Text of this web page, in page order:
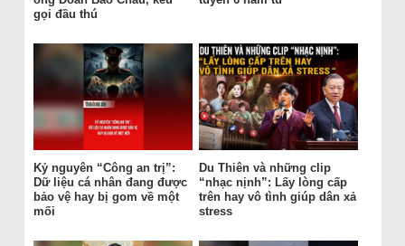
gọi đầu thú
Kỷ nguyên “Công an trị”:
Dữ liệu cá nhân đang được
bảo vệ hay bị gom về một
mối
Du Thiên và những clip
“nhạc nịnh”: Lấy lòng cấp
trên hay vô tình giúp dân xả
stress